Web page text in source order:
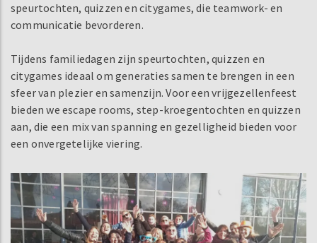
speurtochten, quizzen en citygames, die teamwork- en
communicatie bevorderen.
Tijdens familiedagen zijn speurtochten, quizzen en
citygames ideaal om generaties samen te brengen in een
sfeer van plezier en samenzijn. Voor een vrijgezellenfeest
bieden we escape rooms, step-kroegentochten en quizzen
aan, die een mix van spanning en gezelligheid bieden voor
een onvergetelijke viering.